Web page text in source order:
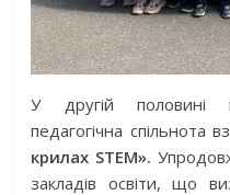
У другій половині
педагогічна спільнота
крилах STEM».
закладів освіти, що